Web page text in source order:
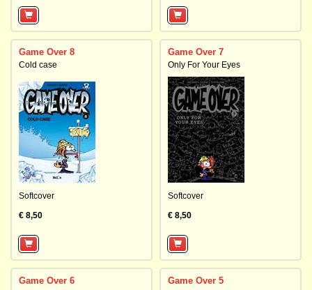
Game Over 8
Cold case
Softcover
€ 8,50
Game Over 7
Only For Your Eyes
Softcover
€ 8,50
Game Over 6 Game Over 5